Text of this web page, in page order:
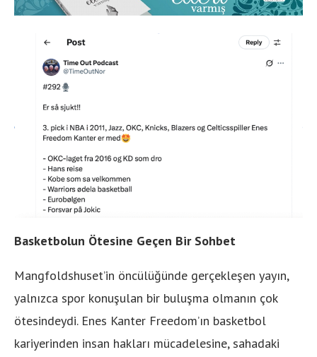
Basketbolun Ötesine Geçen Bir Sohbet
Mangfoldshuset’in öncülüğünde gerçekleşen yayın,
yalnızca spor konuşulan bir buluşma olmanın çok
ötesindeydi. Enes Kanter Freedom’ın basketbol
kariyerinden insan hakları mücadelesine, sahadaki